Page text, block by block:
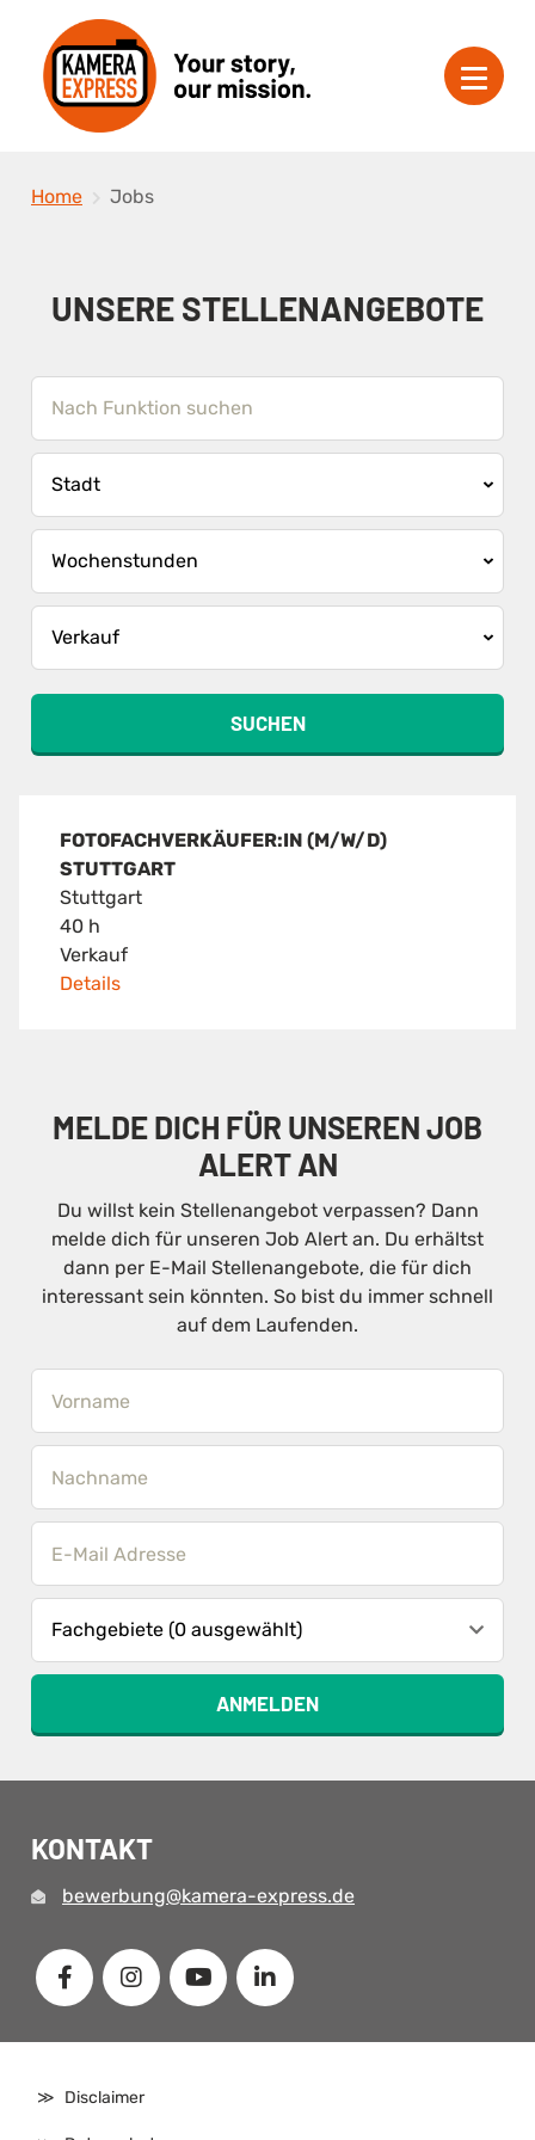
Home Jobs
UNSERE STELLENANGEBOTE
SUCHEN
FOTOFACHVERKÄUFER:IN (M/W/D)
STUTTGART
Stuttgart
40 h
Verkauf
Details
MELDE DICH FÜR UNSEREN JOB
ALERT AN
Du willst kein Stellenangebot verpassen? Dann
melde dich für unseren Job Alert an. Du erhältst
dann per E-Mail Stellenangebote, die für dich
interessant sein könnten. So bist du immer schnell
auf dem Laufenden.
Fachgebiete (0 ausgewählt)
ANMELDEN
KONTAKT
bewerbung@kamera-express.de
Disclaimer